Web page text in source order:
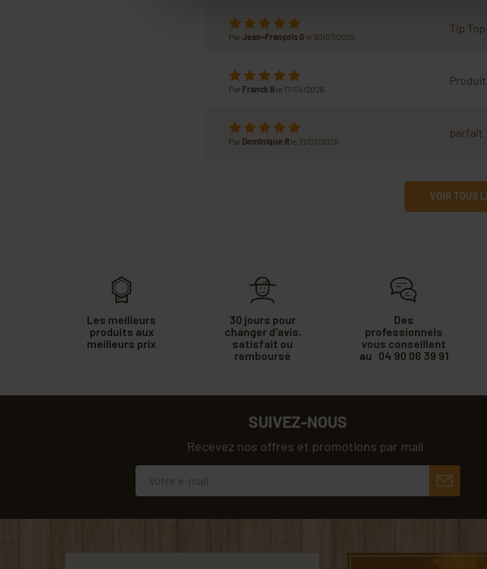
ParJean-François G le 30/07/2026
Tip Top
Par Franck B le 17/04/2026
Par Dominique R le 31/03/2026
parfait
VOIR TOUS
Les meilleurs
produits aux
meilleurs prix
30 jours pour
changer d'avis,
satisfait ou
remboursé
Des
professionnels
vous conseillent
au 04 90 06 39 91
SUIVEZ-NOUS
Recevez nos offres et promotions par mail